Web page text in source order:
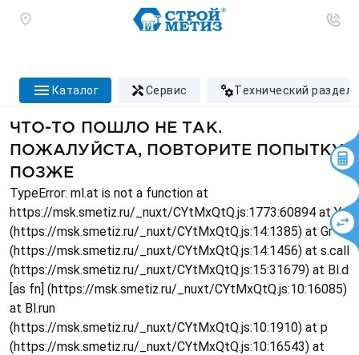
каталог сервис технический раздел
ЧТО-ТО ПОШЛО НЕ ТАК.
ПОЖАЛУЙСТА, ПОВТОРИТЕ ПОПЫТКУ
ПОЗЖЕ
TypeError: ml.at is not a function at
https://msk.smetiz.ru/_nuxt/CYtMxQtQ.js:1773:60894 at Ys
(https://msk.smetiz.ru/_nuxt/CYtMxQtQ.js:14:1385) at Gr
(https://msk.smetiz.ru/_nuxt/CYtMxQtQ.js:14:1456) at s.call
(https://msk.smetiz.ru/_nuxt/CYtMxQtQ.js:15:31679) at Bl.d
[as fn] (https://msk.smetiz.ru/_nuxt/CYtMxQtQ.js:10:16085)
at Bl.run
(https://msk.smetiz.ru/_nuxt/CYtMxQtQ.js:10:1910) at p
(https://msk.smetiz.ru/_nuxt/CYtMxQtQ.js:10:16543) at